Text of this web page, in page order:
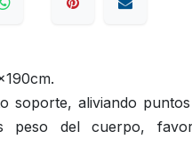
soporte, aliviando
peso del cuerpo,